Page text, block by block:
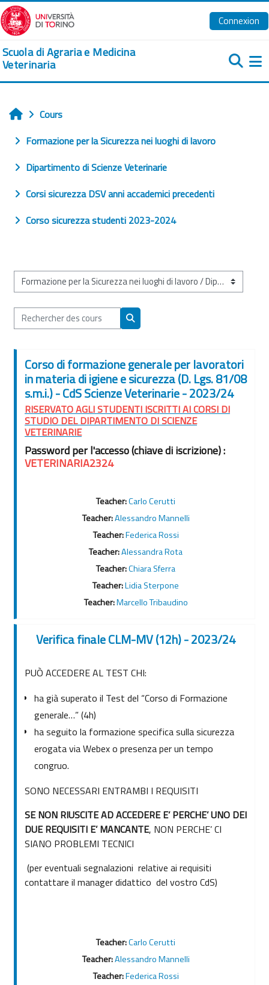
Passer au contenu principal
Connexion
Scuola di Agraria e Medicina
Veterinaria
Accueil
Cours
Formazione per la Sicurezza nei luoghi di lavoro
Dipartimento di Scienze Veterinarie
Corsi sicurezza DSV anni accademici precedenti
Corso sicurezza studenti 2023-2024
Catégories de cours
Rechercher des cours
Rechercher des cours
Corso di formazione generale per lavoratori
in materia di igiene e sicurezza (D. Lgs. 81/08
s.m.i.) - CdS Scienze Veterinarie - 2023/24
RISERVATO AGLI STUDENTI ISCRITTI AI CORSI DI
STUDIO DEL DIPARTIMENTO DI SCIENZE
VETERINARIE
Password per l'accesso (chiave di iscrizione) :
VETERINARIA2324
Teacher:Carlo Cerutti
Teacher:Alessandro Mannelli
Teacher:Federica Rossi
Teacher:Alessandra Rota
Teacher:Chiara Sferra
Teacher:Lidia Sterpone
Teacher:Marcello Tribaudino
Verifica finale CLM-MV (12h) - 2023/24
PUÒ ACCEDERE AL TEST CHI:
ha già superato il Test del “Corso di Formazione
generale…” (4h)
ha seguito la formazione specifica sulla sicurezza
erogata via Webex o presenza per un tempo
congruo.
SONO NECESSARI ENTRAMBI I REQUISITI
SE NON RIUSCITE AD ACCEDERE E’ PERCHE’ UNO DEI
DUE REQUISITI E’ MANCANTE, NON PERCHE’ CI
SIANO PROBLEMI TECNICI
(per eventuali segnalazioni relative ai requisiti
contattare il manager didattico del vostro CdS)
Teacher:Carlo Cerutti
Teacher:Alessandro Mannelli
Teacher:Federica Rossi